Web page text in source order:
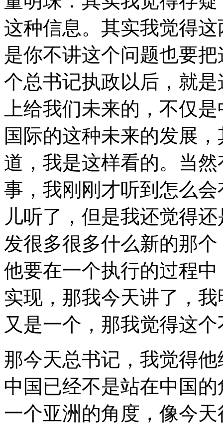
这种信息。其实我觉得
是你不讲这个问题也要
个总书记执政以后，就
上给我们未来的，不仅
国际的这种未来的发展
道，我是这样看的。当
事，我刚刚才听到怎么
儿听了，但是我还觉得
发很多很多什么新的那
他要在一个执行的过程
实现，那我今天讲了，
又是一个，那我觉得这
那今天总书记，我觉得
中国已经不是站在中国
一个亚洲的角度，像今